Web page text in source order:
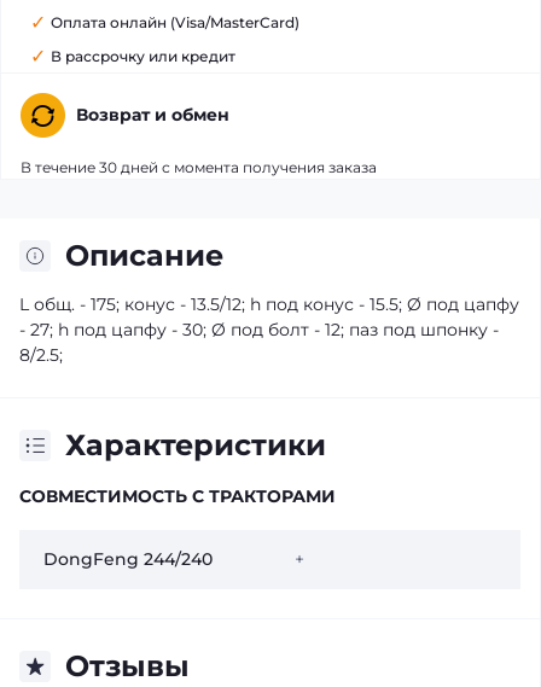
Оплата онлайн (Visa/MasterCard)
В рассрочку или кредит
Возврат и обмен
В течение 30 дней с момента получения заказа
Описание
L общ. - 175; конус - 13.5/12; h под конус - 15.5; Ø под цапфу
- 27; h под цапфу - 30; Ø под болт - 12; паз под шпонку -
8/2.5;
Характеристики
СОВМЕСТИМОСТЬ С ТРАКТОРАМИ
DongFeng 244/240 +
Отзывы